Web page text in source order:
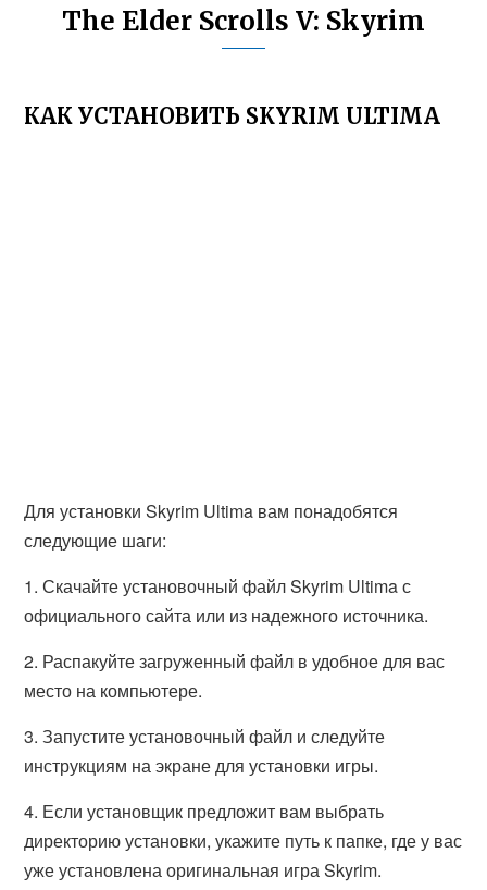
The Elder Scrolls V: Skyrim
КАК УСТАНОВИТЬ SKYRIM ULTIMA
Для установки Skyrim Ultima вам понадобятся
следующие шаги:
1. Скачайте установочный файл Skyrim Ultima с
официального сайта или из надежного источника.
2. Распакуйте загруженный файл в удобное для вас
место на компьютере.
3. Запустите установочный файл и следуйте
инструкциям на экране для установки игры.
4. Если установщик предложит вам выбрать
директорию установки, укажите путь к папке, где у вас
уже установлена оригинальная игра Skyrim.